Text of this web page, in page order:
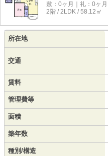
敷：0ヶ月｜礼：0ヶ月
2階 / 2LDK / 58.12㎡
所在地
交通
賃料
管理費等
面積
築年数
種別/構造